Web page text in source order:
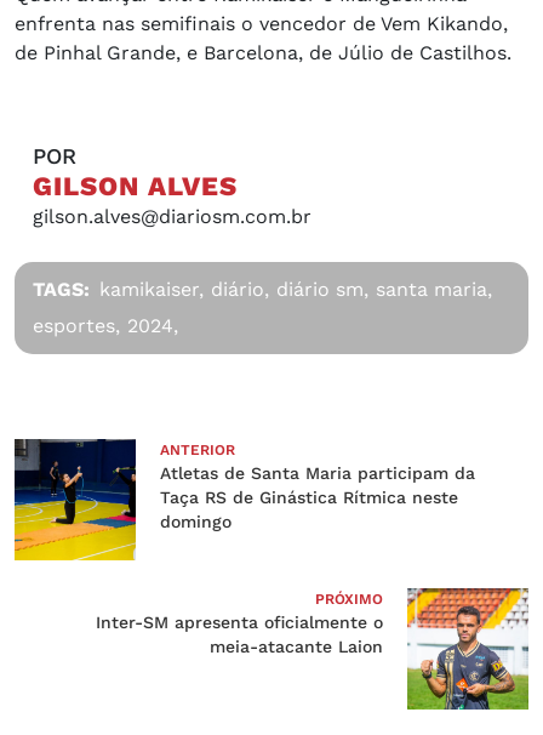
enfrenta nas semifinais o vencedor de Vem Kikando,
de Pinhal Grande, e Barcelona, de Júlio de Castilhos.
POR
GILSON ALVES
gilson.alves@diariosm.com.br
TAGS: kamikaiser, diário, diário sm, santa maria,
esportes, 2024,
ANTERIOR
Atletas de Santa Maria participam da
Taça RS de Ginástica Rítmica neste
domingo
PRÓXIMO
Inter-SM apresenta oficialmente o
meia-atacante Laion